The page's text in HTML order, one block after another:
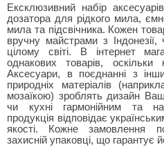
Ексклюзивний набір
дозатора для рідкого мила,
мила та підсвічника. Кожен
вручну майстрами з
цілому світі. В інтернет
однакових товарів,
Аксесуари, в поєднанні з
природніх матеріалів
мозаїкою) зроблять дизайн
чи кухні гармонійним та
продукція відповідає
якості. Кожне замовлення
захисній упаковці, що гарантує